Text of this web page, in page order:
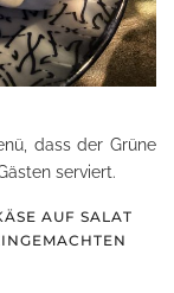
dass der Grüne
serviert.
AUF SALAT